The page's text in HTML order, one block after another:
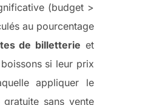
(budget >
au pourcentage
de billetterie et
si leur prix
appliquer le
gratuite sans vente